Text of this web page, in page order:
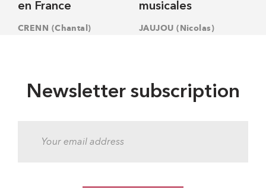
en France
CRENN (Chantal)
musicales
JAUJOU (Nicolas)
Newsletter subscription